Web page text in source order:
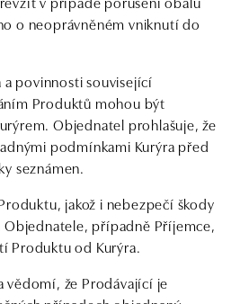
o neoprávněném vniknutí do
a povinnosti související
Produktů mohou být
Objednatel prohlašuje, že
podmínkami Kurýra před
seznámen.
jakož i nebezpečí škody
Objednatele, případně Příjemce,
Produktu od Kurýra.
vědomí, že Prodávající je